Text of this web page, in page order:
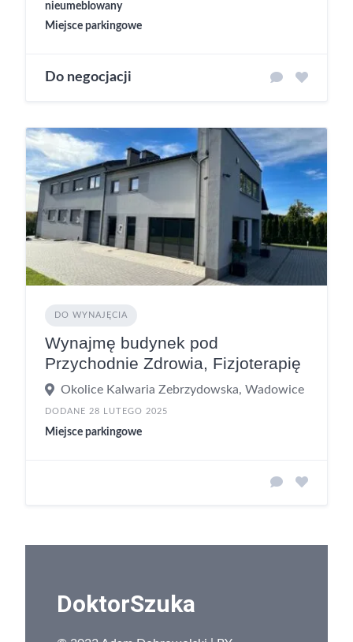
nieumeblowany
Miejsce parkingowe
Do negocjacji
DO WYNAJĘCIA
Wynajmę budynek pod
Przychodnie Zdrowia, Fizjoterapię
Okolice Kalwaria Zebrzydowska, Wadowice
DODANE 28 LUTEGO 2025
Miejsce parkingowe
DoktorSzuka